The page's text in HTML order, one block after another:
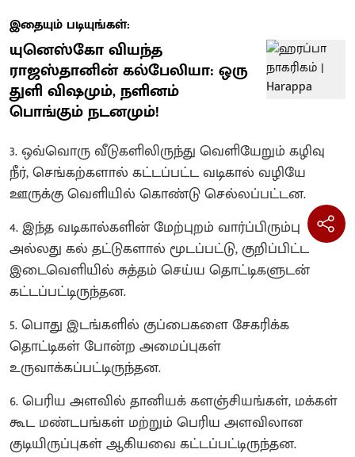
இதையும் படியுங்கள்:
யுனெஸ்கோ வியந்த
ராஜஸ்தானின் கல்பேலியா: ஒரு
துளி விஷமும், நளினம்
பொங்கும் நடனமும்!
3. ஒவ்வொரு வீடுகளிலிருந்து வெளியேறும் கழிவு
நீர், செங்கற்களால் கட்டப்பட்ட வடிகால் வழியே
ஊருக்கு வெளியில் கொண்டு செல்லப்பட்டன.
4. இந்த வடிகால்களின் மேற்புறம் வார்ப்பிரும்பு
அல்லது கல் தட்டுகளால் மூடப்பட்டு, குறிப்பிட்ட
இடைவெளியில் சுத்தம் செய்ய தொட்டிகளுடன்
கட்டப்பட்டிருந்தன.
5. பொது இடங்களில் குப்பைகளை சேகரிக்க
தொட்டிகள் போன்ற அமைப்புகள்
உருவாக்கப்பட்டிருந்தன.
6. பெரிய அளவில் தானியக் களஞ்சியங்கள், மக்கள்
கூட மண்டபங்கள் மற்றும் பெரிய அளவிலான
குடியிருப்புகள் ஆகியவை கட்டப்பட்டிருந்தன.